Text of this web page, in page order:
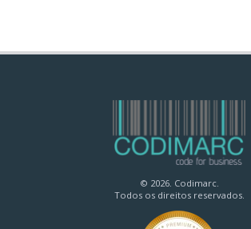
© 2026. Codimarc.
Todos os direitos reservados.